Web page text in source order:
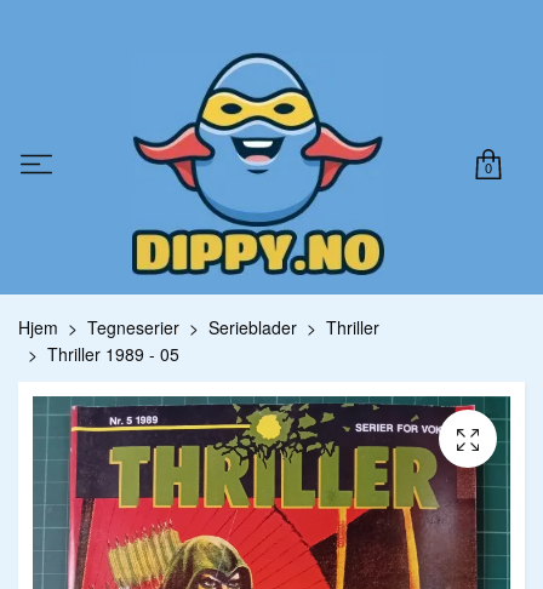
0
Hjem Tegneserier Serieblader
Thriller
Thriller 1989 - 05